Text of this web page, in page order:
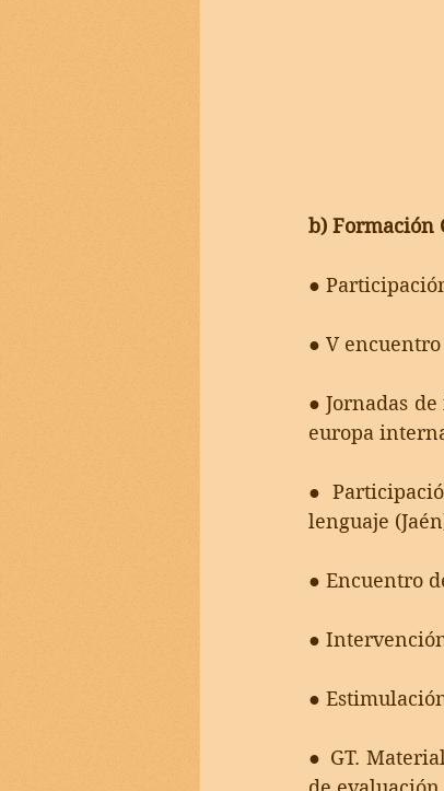
b) Formación
●
● V
● Jornadas
europa
●
lenguaje
● Encuentro
●
●
● GT.